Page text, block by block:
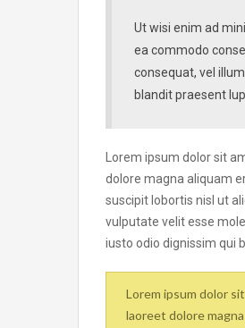
Ut wisi enim ad
ea commodo
consequat, vel
blandit praesent
Lorem ipsum dolor sit
dolore magna aliquam
suscipit lobortis nisl ut
vulputate velit esse
iusto odio dignissim qui
Lorem ipsum dolor
laoreet dolore